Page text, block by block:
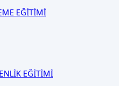
EĞİTİMİ
EĞİTİMİ